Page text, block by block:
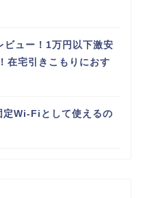
ビュー！1万円以下激安
在宅引きこもりにおす
定Wi-Fiとして使えるの